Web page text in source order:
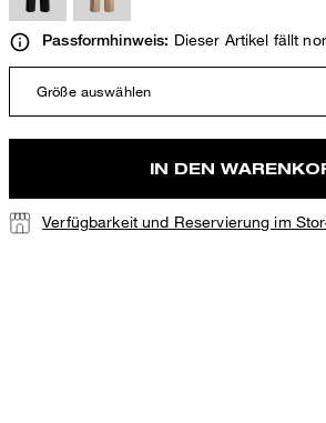
Passformhinweis: Dieser Artikel fällt
Größe auswählen
IN DEN
Verfügbarkeit und Reservierung im